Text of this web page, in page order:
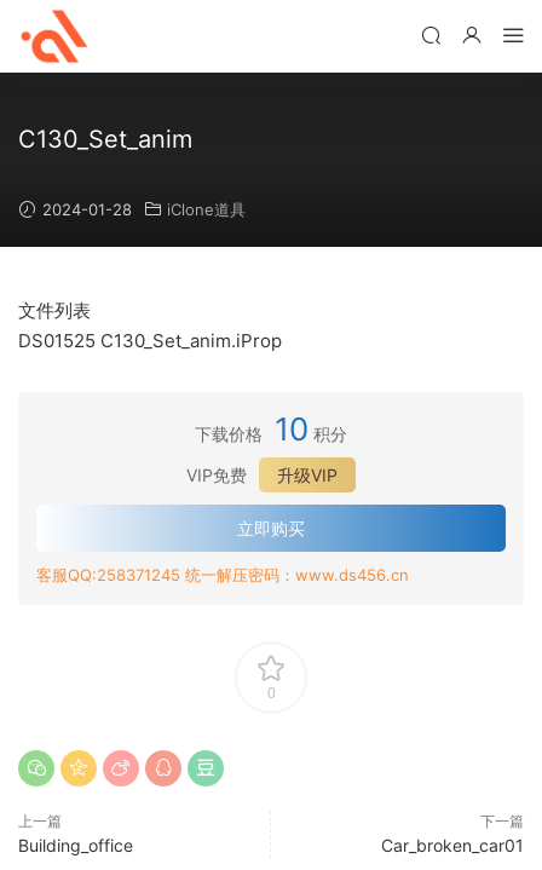
C130_Set_anim
2024-01-28 iClone道具
文件列表
DS01525 C130_Set_anim.iProp
下载价格 10 积分
VIP免费
升级VIP
立即购买
客服QQ:258371245 统一解压密码：www.ds456.cn
0
上一篇
Building_office
下一篇
Car_broken_car01